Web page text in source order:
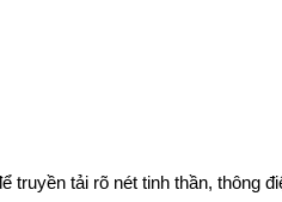
truyền tải rõ nét tinh thần, thông